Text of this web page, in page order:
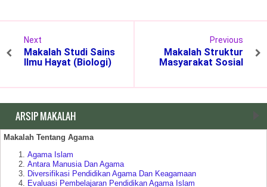
Next
Makalah Studi Sains
Ilmu Hayat (Biologi)
Previous
Makalah Struktur
Masyarakat Sosial
ARSIP MAKALAH
Makalah Tentang Agama
Agama Islam
Antara Manusia Dan Agama
Diversifikasi Pendidikan Agama Dan Keagamaan
Evaluasi Pembelajaran Pendidikan Agama Islam